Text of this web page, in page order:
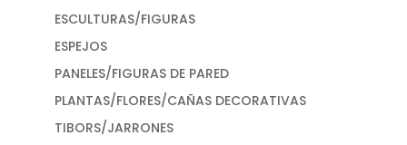
ESCULTURAS/FIGURAS
ESPEJOS
PANELES/FIGURAS DE PARED
PLANTAS/FLORES/CAÑAS DECORATIVAS
TIBORS/JARRONES